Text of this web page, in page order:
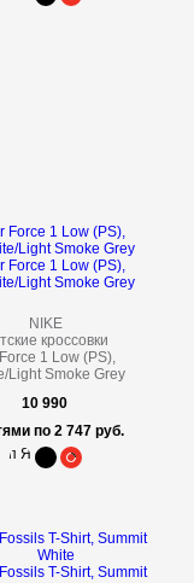
NIKE
кроссовки
1 Low (PS),
Light Smoke Grey
10 990
по 2 747 руб.